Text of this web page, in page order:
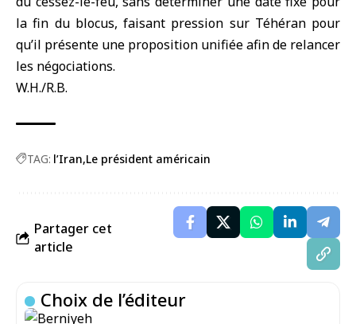
la fin du blocus, faisant pression sur Téhéran pour
qu’il présente une proposition unifiée afin de relancer
les négociations.
W.H./R.B.
TAG: l’Iran Le président américain
Partager cet
article
Choix de l’éditeur